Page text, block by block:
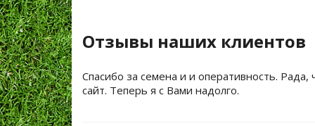
Отзывы наших клиентов
Спасибо за семена и и оперативность. Рада,
сайт. Теперь я с Вами надолго.